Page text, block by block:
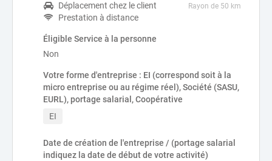
Déplacement chez le client
Rayon de 50 km
Prestation à distance
Éligible Service à la personne
Non
Votre forme d'entreprise : EI (correspond soit à la
micro entreprise ou au régime réel), Société (SASU,
EURL), portage salarial, Coopérative
EI
Date de création de l'entreprise / (portage salarial
indiquez la date de début de votre activité)